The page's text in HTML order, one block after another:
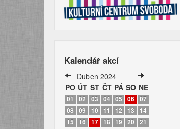
Kalendář akcí
Duben 2024
PO ÚT ST ČT PÁ SO NE
01 02 03 04 05 06
07
08
09 10 11 12 13
14
15
16 17 18 19 20
21